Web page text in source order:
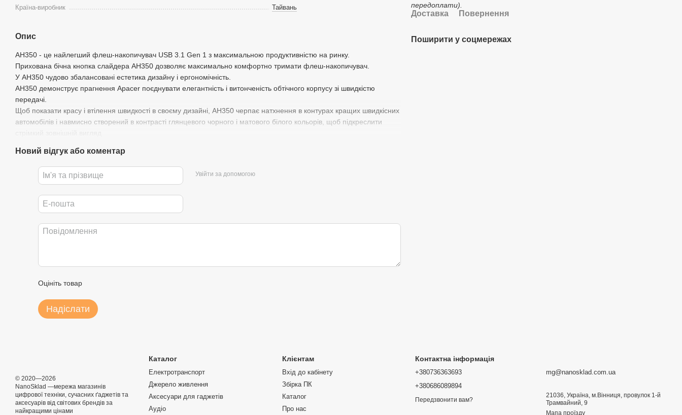
Країна-виробник Тайвань
Опис
AH350 - це найлегший флеш-накопичувач USB 3.1 Gen 1 з максимальною продуктивністю на ринку.
Прихована бічна кнопка слайдера AH350 дозволяє максимально комфортно тримати флеш-накопичувач.
У AH350 чудово збалансовані естетика дизайну і ергономічність.
AH350 демонструє прагнення Apacer поєднувати елегантність і витонченість обтічного корпусу зі швидкістю
передачі.
Щоб показати красу і втілення швидкості в своєму дизайні, AH350 черпає натхнення в контурах кращих швидкісних
автомобілів і навмисно створений в контрасті глянцевого чорного і матового білого кольорів, щоб підкреслити
Новий відгук або коментар
Увійти за допомогою
Оцініть товар
Надіслати
передоплати).
Доставка Повернення
Поширити у соцмережах
© 2020—2026
NanoSklad —мережа магазинів
цифрової техніки, сучасних ґаджетів та
аксесуарів від світових брендів за
найкращими цінами
Каталог
Електротранспорт
Джерело живлення
Аксесуари для гаджетів
Аудіо
Клієнтам
Вхід до кабінету
Збірка ПК
Каталог
Про нас
Контактна інформація
+380736363693
+380686089894
Передзвонити вам?
mg@nanosklad.com.ua
21036, Україна, м.Вінниця, провулок 1-й
Трамвайний, 9
Мапа проїзду